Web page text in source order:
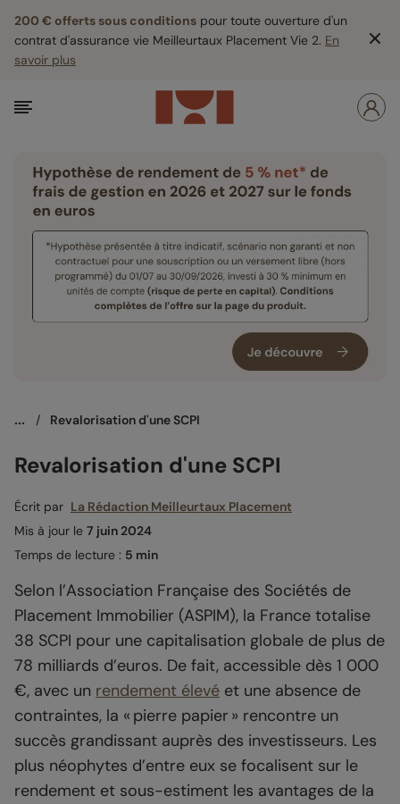
200 € offerts sous conditions pour toute ouverture d'un
contrat d'assurance vie Meilleurtaux Placement Vie 2. En
savoir plus
... / Revalorisation d'une SCPI
Revalorisation d'une SCPI
Écrit par La Rédaction Meilleurtaux Placement
Mis à jour le 7 juin 2024
Temps de lecture : 5 min
Selon l’Association Française des Sociétés de
Placement Immobilier (ASPIM), la France totalise
38 SCPI pour une capitalisation globale de plus de
78 milliards d’euros. De fait, accessible dès 1 000
€, avec un rendement élevé et une absence de
contraintes, la « pierre papier » rencontre un
succès grandissant auprès des investisseurs. Les
plus néophytes d’entre eux se focalisent sur le
rendement et sous-estiment les avantages de la